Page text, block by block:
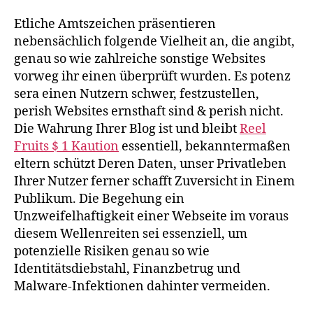
Etliche Amtszeichen präsentieren
nebensächlich folgende Vielheit an, die angibt,
genau so wie zahlreiche sonstige Websites
vorweg ihr einen überprüft wurden. Es potenz
sera einen Nutzern schwer, festzustellen,
perish Websites ernsthaft sind & perish nicht.
Die Wahrung Ihrer Blog ist und bleibtReel
Fruits $ 1 Kaution essentiell, bekanntermaßen
eltern schützt Deren Daten, unser Privatleben
Ihrer Nutzer ferner schafft Zuversicht in Einem
Publikum. Die Begehung ein
Unzweifelhaftigkeit einer Webseite im voraus
diesem Wellenreiten sei essenziell, um
potenzielle Risiken genau so wie
Identitätsdiebstahl, Finanzbetrug und
Malware-Infektionen dahinter vermeiden.